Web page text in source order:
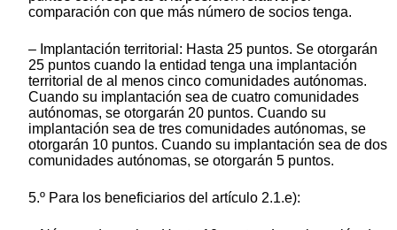
comparación con que más número de socios tenga.
– Implantación territorial: Hasta 25 puntos. Se otorgarán
25 puntos cuando la entidad tenga una implantación
territorial de al menos cinco comunidades autónomas.
Cuando su implantación sea de cuatro comunidades
autónomas, se otorgarán 20 puntos. Cuando su
implantación sea de tres comunidades autónomas, se
otorgarán 10 puntos. Cuando su implantación sea de dos
comunidades autónomas, se otorgarán 5 puntos.
5.º Para los beneficiarios del artículo 2.1.e):